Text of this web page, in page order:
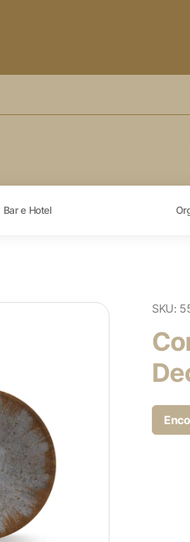
Bar e Hotel
SKU: